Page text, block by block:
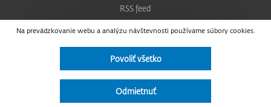
Na prevádzkovanie webu a analýzu návštevnosti používame súbory cookies.
Povoliť všetko
Odmietnuť
RSS feed
Nastavenie cookies
Facebook
Instagram
Vyhlásenie o prístupnosti